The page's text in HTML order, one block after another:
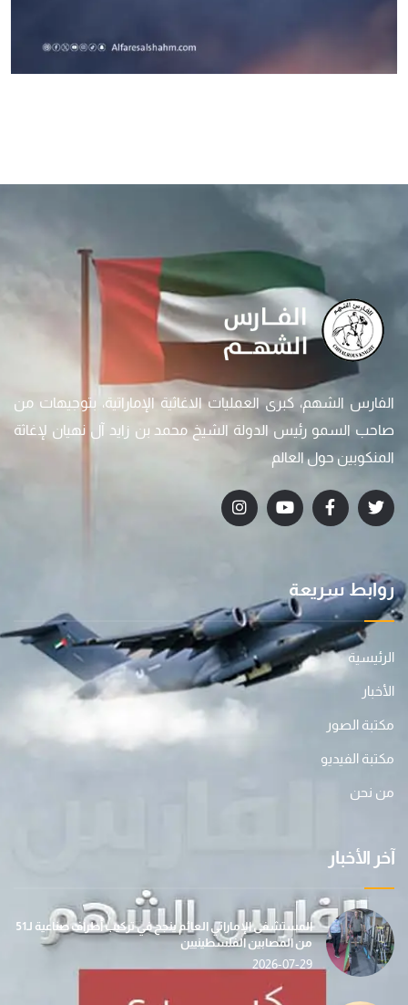
الفارس الشهم، كبرى العمليات الاغاثية الإماراتية، بتوجيهات من
صاحب السمو رئيس الدولة الشيخ محمد بن زايد آل نهيان لإغاثة
المنكوبين حول العالم
روابط سريعة
الرئيسية
الأخبار
مكتبة الصور
مكتبة الفيديو
من نحن
آخر الأخبار
المستشفى الإماراتي العائم ينجح في تركيب أطراف صناعية لـ51
من المصابين الفلسطينيين
2026-07-29